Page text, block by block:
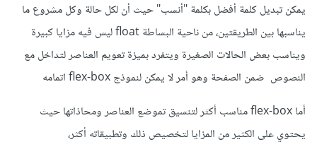
يمكن تبديل كلمة أفضل بكلمة "أنسب" حيث أن لكل حالة وكل مشروع ما
يناسبها بين الطريقتين، من ناحية البساطة float ليس فيه مزايا كبيرة
ويناسب بعض الحالات الصغيرة ويتفرد بميزة تعويم العناصر لتداخل مع
النصوص ضمن الصفحة وهو أمر لا يمكن لنموذج flex-box اتمامه
أما flex-box مناسب أكثر لتنسيق تموضع العناصر ومحاذاتها حيث
يحتوي على الكثير من المزايا لتخصيص ذلك وتطبيقاته أكثر،